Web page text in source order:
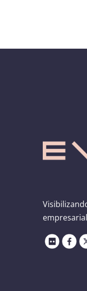
empresarial